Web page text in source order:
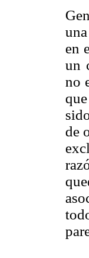
en
un
no
de